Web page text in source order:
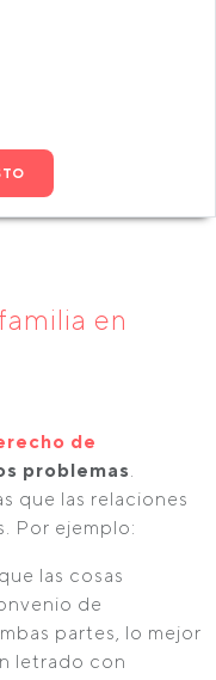
en
de
problemas.
que las relaciones
Por ejemplo:
las cosas
de
partes, lo mejor
letrado con